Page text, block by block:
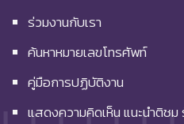
ร่วมงานกับเรา
ค้นหาหมายเลขโทรศัพท์
คู่มือการปฏิบัติงาน
แสดงความคิดเห็น แนะนำติชม